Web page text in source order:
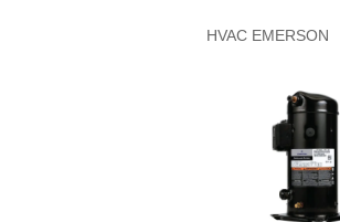
HVAC EMERSON